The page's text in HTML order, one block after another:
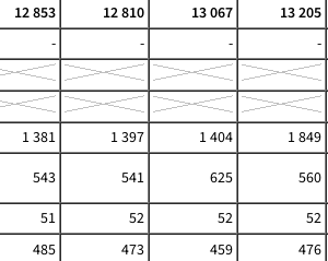
12 853 12 810 13 067
13 205
- - -
-
1 381 1 397 1 404
1 849
543 541 625
560
51 52 52
52
485 473 459
476